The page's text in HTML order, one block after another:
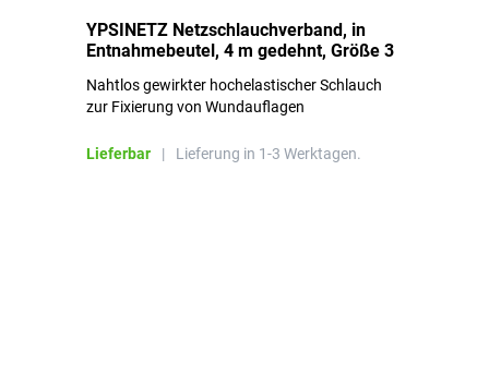
YPSINETZ Netzschlauchverband, in
Entnahmebeutel, 4 m gedehnt, Größe 3
Nahtlos gewirkter hochelastischer Schlauch
zur Fixierung von Wundauflagen
Lieferbar | Lieferung in 1-3 Werktagen.